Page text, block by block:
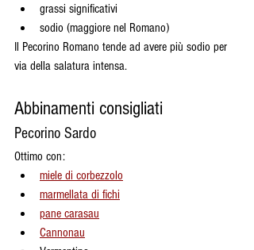
grassi significativi
sodio (maggiore nel Romano)
Il Pecorino Romano tende ad avere più sodio per
via della salatura intensa.
Abbinamenti consigliati
Pecorino Sardo
Ottimo con:
miele di corbezzolo
marmellata di fichi
pane carasau
Cannonau